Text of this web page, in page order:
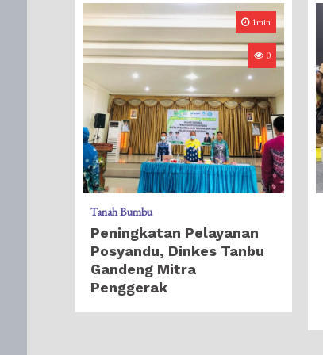
1min
0
Tanah Bumbu
Peningkatan Pelayanan
Posyandu, Dinkes Tanbu
Gandeng Mitra
Penggerak